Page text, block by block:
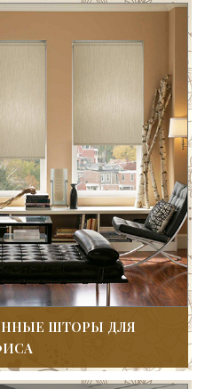
ШТОРЫ ДЛЯ